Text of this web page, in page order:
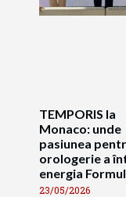
TEMPORIS la
Monaco: unde
pasiunea
orologerie a
energia
23/05/2026